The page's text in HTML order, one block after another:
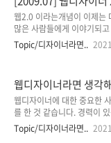
Communication Skills 언
스킬 #5: Moderate
Deep Familiarity with
게 절제할 수 있는 비즈니스
깊이있는 친근함 #6: The
웹2.0 이라는개념이 이제는
많은 사람들에게 이야기되
석으로 발전되어 기존의 웹
좁혀가고 있는 것 같습니다.
이너들은 어디에 있을까 하
는 과거에 말하던 웹디자이
화되면서 고유의 웹디자이
황이 되버렸지요. 과거에 제
들도, 각자 그래픽 디자이너,
Topic/디자이너라면..
웹디자이너라면 생각
웹디자이너에 대한 중요한
를 한 것 같습니다. 경력이
자이너로써의 마인드가 아닐
제가 늘 주창해 왔던 부분들
Topic/디자이너라면..